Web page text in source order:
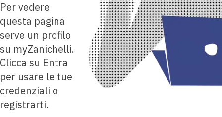
Per vedere
questa pagina
serve un profilo
su myZanichelli.
Clicca su Entra
per usare le tue
credenziali o
registrarti.